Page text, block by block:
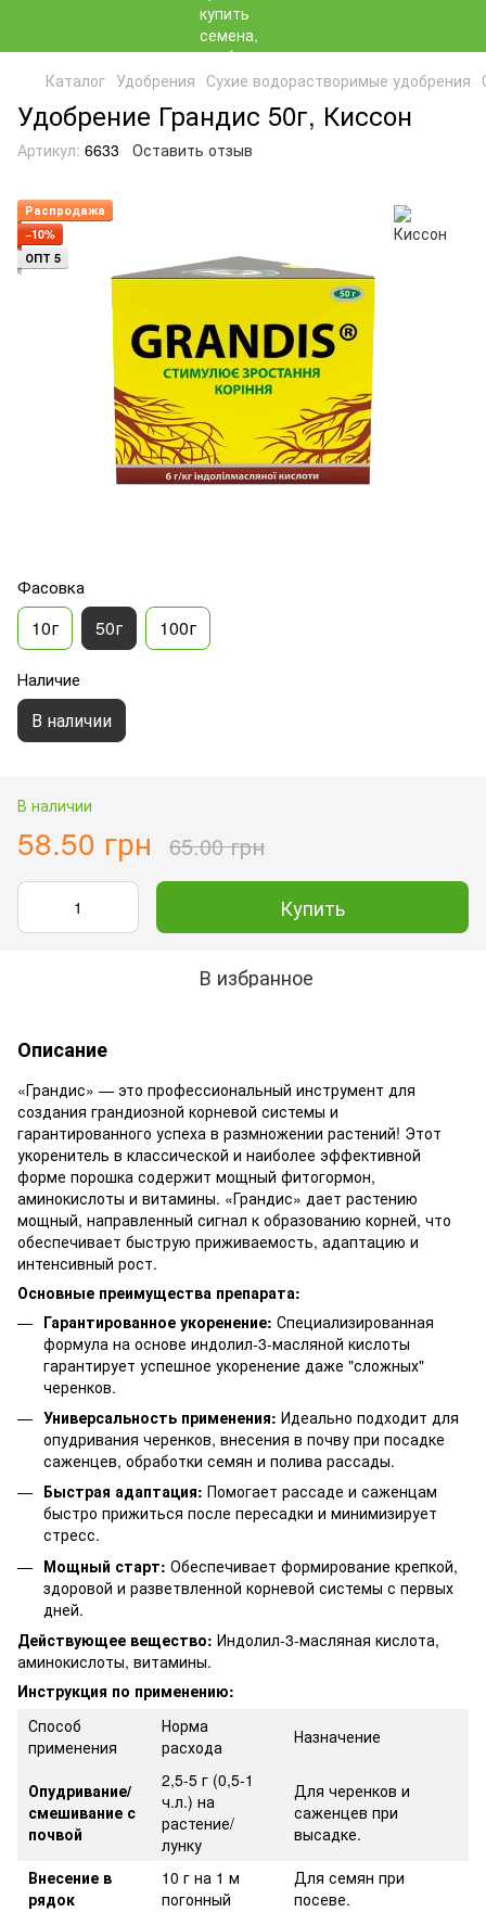
Каталог Удобрения Сухие водорастворимые удобрения
Удобрение Грандис 50г, Киссон
Артикул: 6633 Оставить отзыв
Распродажа
−10%
ОПТ 5
Фасовка
10г 50г 100г
Наличие
В наличии
В наличии
58.50 грн 65.00 грн
Купить
В избранное
Описание
«Грандис» — это профессиональный инструмент для
создания грандиозной корневой системы и
гарантированного успеха в размножении растений! Этот
укоренитель в классической и наиболее эффективной
форме порошка содержит мощный фитогормон,
аминокислоты и витамины. «Грандис» дает растению
мощный, направленный сигнал к образованию корней, что
обеспечивает быструю приживаемость, адаптацию и
интенсивный рост.
Основные преимущества препарата:
Гарантированное укоренение: Специализированная
формула на основе индолил-3-масляной кислоты
гарантирует успешное укоренение даже "сложных"
черенков.
Универсальность применения: Идеально подходит для
опудривания черенков, внесения в почву при посадке
саженцев, обработки семян и полива рассады.
Быстрая адаптация: Помогает рассаде и саженцам
быстро прижиться после пересадки и минимизирует
стресс.
Мощный старт: Обеспечивает формирование крепкой,
здоровой и разветвленной корневой системы с первых
дней.
Действующее вещество: Индолил-3-масляная кислота,
аминокислоты, витамины.
Инструкция по применению:
Способ
применения
Норма
расхода
Назначение
Опудривание/
смешивание с
почвой
2,5-5 г (0,5-1
ч.л.) на
растение/
лунку
Для черенков и
саженцев при
высадке.
Внесение в
рядок
10 г на 1 м
погонный
Для семян при
посеве.